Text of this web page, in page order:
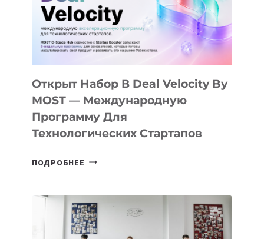
Открыт Набор В Deal Velocity By
MOST — Международную
Программу Для
Технологических Стартапов
ПОДРОБНЕЕ ОТКРЫТ
DEAL
VELOCITY
BY